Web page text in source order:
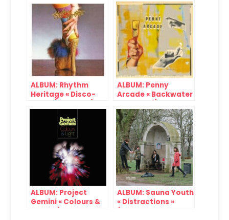
Amazing
Technicolor
Dreamcoat »
(Decca, 1968)
1985)
ALBUM: Rhythm
Heritage « Disco-
ALBUM: Penny
Arcade « Backwater
2024)
ALBUM: Project
Gemini « Colours &
ALBUM: Sauna Youth
« Distractions »